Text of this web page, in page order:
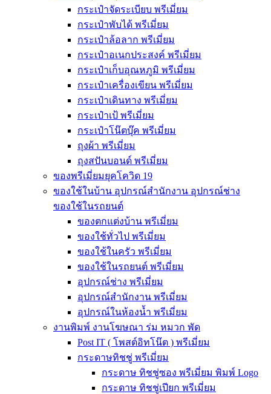
กระเป๋าจัดระเบียบ พรีเมี่ยม
กระเป๋าพับได้ พรีเมี่ยม
กระเป๋าล้อลาก พรีเมี่ยม
กระเป๋าอเนกประสงค์ พรีเมี่ยม
กระเป๋าเก็บอุณหภูมิ พรีเมี่ยม
กระเป๋าเครื่องเขียน พรีเมี่ยม
กระเป๋าเดินทาง พรีเมี่ยม
กระเป๋าเป้ พรีเมี่ยม
กระเป๋าโน๊ตบุ๊ค พรีเมี่ยม
ถุงผ้า พรีเมี่ยม
ถุงสปันบอนด์ พรีเมี่ยม
ของพรีเมี่ยมยุคโควิด 19
ของใช้ในบ้าน อุปกรณ์สำนักงาน อุปกรณ์ช่าง
ของใช้ในรถยนต์
ของตกแต่งบ้าน พรีเมี่ยม
ของใช้ทั่วไป พรีเมี่ยม
ของใช้ในครัว พรีเมี่ยม
ของใช้ในรถยนต์ พรีเมี่ยม
อุปกรณ์ช่าง พรีเมี่ยม
อุปกรณ์สำนักงาน พรีเมี่ยม
อุปกรณ์ในห้องน้ำ พรีเมี่ยม
งานพิมพ์ งานโฆษณา ร่ม หมวก พัด
Post IT ( โพสต์อิทโน๊ต ) พรีเมี่ยม
กระดาษทิชชู่ พรีเมี่ยม
กระดาษ ทิชชู่ซอง พรีเมี่ยม พิมพ์ Logo
กระดาษ ทิชชู่เปียก พรีเมี่ยม